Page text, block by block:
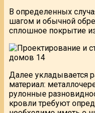
В определенных
шагом и обычной
сплошное покрытие
Далее укладывается
материал:
рулонные
кровли требуют